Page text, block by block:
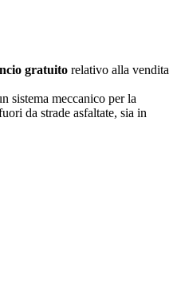
gratuito relativo alla vendita
sistema meccanico per la
da strade asfaltate, sia in